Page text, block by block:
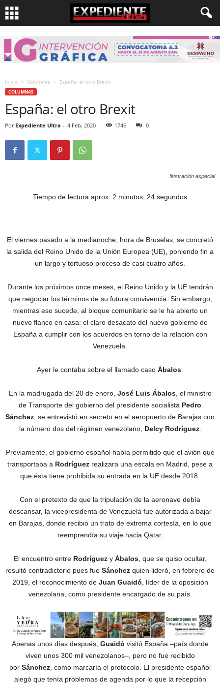
Inicio Columnas España: el otro Brexit
COLUMNAS
España: el otro Brexit
Por Expediente Ultra - 4 Feb, 2020 1746 0
.Ilustración especial
Tiempo de lectura aprox: 2 minutos, 24 segundos
El viernes pasado a la medianoche, hora de Bruselas, se concretó
la salida del Reino Unido de la Unión Europea (UE), poniendo fin a
un largo y tortuoso proceso de casi cuatro años.
Durante los próximos once meses, el Reino Unido y la UE tendrán
que negociar los términos de su futura convivencia. Sin embargo,
mientras eso sucede, al bloque comunitario se le ha abierto un
nuevo flanco en casa: el claro desacato del nuevo gobierno de
España a cumplir con los acuerdos en torno de la relación con
Venezuela.
Ayer le contaba sobre el llamado caso Ábalos
En la madrugada del 20 de enero, José Luis Ábalos, el ministro
de Transporte del gobierno del presidente socialista Pedro
Sánchez , se entrevistó en secreto en el aeropuerto de Barajas con
la número dos del régimen venezolano, Delcy Rodríguez.
Previamente, el gobierno español había permitido que el avión que
transportaba a Rodríguez realizara una escala en Madrid, pese a
que ésta tiene prohibida su entrada en la UE desde 2018.
Con el pretexto de que la tripulación de la aeronave debía
descansar, la vicepresidenta de Venezuela fue autorizada a bajar
en Barajas, donde recibió un trato de extrema cortesía, en lo que
reemprendía su viaje hacia Qatar.
El encuentro entre Rodríguezy Ábalos, que se quiso ocultar,
resultó contradictorio pues fue Sánchez quien lideró, en febrero de
2019, el reconocimiento de Juan Guaidó , líder de la oposición
venezolana, como presidente encargado de su país.
Apenas unos días después, Guaidó visitó España –país donde
viven unos 300 mil venezolanos–, pero no fue recibido
por Sánchez , como marcaría el protocolo. El presidente español
alegó que tenía problemas de agenda por lo que la recepción